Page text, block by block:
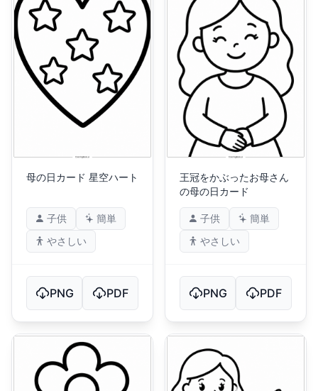
母の日カード 星空ハート
子供
簡単
やさしい
PNG PDF
王冠をかぶったお母さん
の母の日カード
子供
簡単
やさしい
PNG PDF